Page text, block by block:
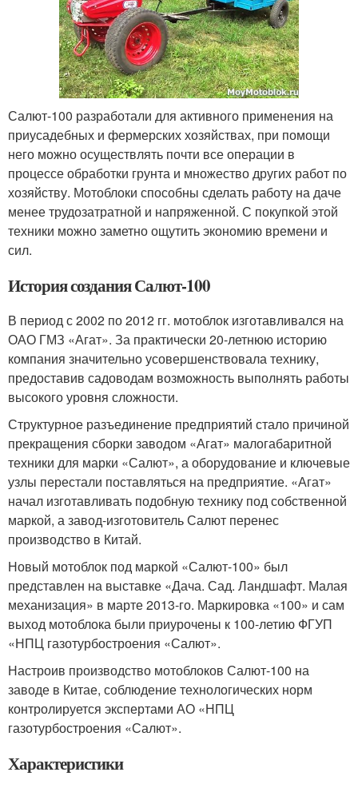
Салют-100 разработали для активного применения на
приусадебных и фермерских хозяйствах, при помощи
него можно осуществлять почти все операции в
процессе обработки грунта и множество других работ по
хозяйству. Мотоблоки способны сделать работу на даче
менее трудозатратной и напряженной. С покупкой этой
техники можно заметно ощутить экономию времени и
сил.
История создания Салют-100
В период с 2002 по 2012 гг. мотоблок изготавливался на
ОАО ГМЗ «Агат». За практически 20-летнюю историю
компания значительно усовершенствовала технику,
предоставив садоводам возможность выполнять работы
высокого уровня сложности.
Структурное разъединение предприятий стало причиной
прекращения сборки заводом «Агат» малогабаритной
техники для марки «Салют», а оборудование и ключевые
узлы перестали поставляться на предприятие. «Агат»
начал изготавливать подобную технику под собственной
маркой, а завод-изготовитель Салют перенес
производство в Китай.
Новый мотоблок под маркой «Салют-100» был
представлен на выставке «Дача. Сад. Ландшафт. Малая
механизация» в марте 2013-го. Маркировка «100» и сам
выход мотоблока были приурочены к 100-летию ФГУП
«НПЦ газотурбостроения «Салют».
Настроив производство мотоблоков Салют-100 на
заводе в Китае, соблюдение технологических норм
контролируется экспертами АО «НПЦ
газотурбостроения «Салют».
Характеристики